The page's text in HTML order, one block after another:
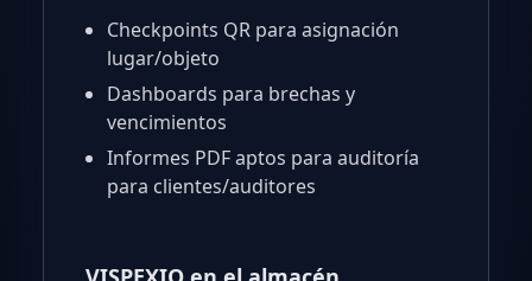
Checkpoints QR para asignación
lugar/objeto
Dashboards para brechas y
vencimientos
Informes PDF aptos para auditoría
para clientes/auditores